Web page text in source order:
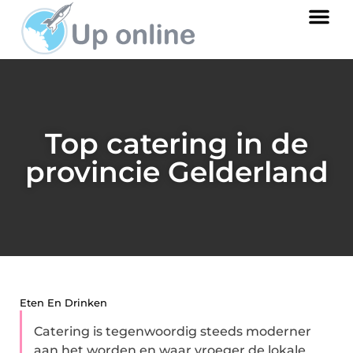
Top catering in de
provincie Gelderland
Eten En Drinken
Catering is tegenwoordig steeds moderner